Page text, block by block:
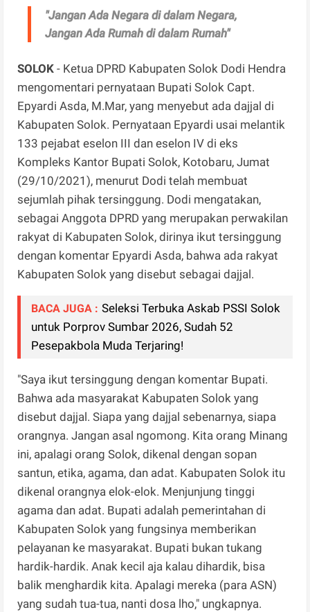
"Jangan Ada Negara di dalam Negara,
Jangan Ada Rumah di dalam Rumah"
SOLOK - Ketua DPRD Kabupaten Solok Dodi Hendra
mengomentari pernyataan Bupati Solok Capt.
Epyardi Asda, M.Mar, yang menyebut ada dajjal di
Kabupaten Solok. Pernyataan Epyardi usai melantik
133 pejabat eselon III dan eselon IV di eks
Kompleks Kantor Bupati Solok, Kotobaru, Jumat
(29/10/2021), menurut Dodi telah membuat
sejumlah pihak tersinggung. Dodi mengatakan,
sebagai Anggota DPRD yang merupakan perwakilan
rakyat di Kabupaten Solok, dirinya ikut tersinggung
dengan komentar Epyardi Asda, bahwa ada rakyat
Kabupaten Solok yang disebut sebagai dajjal.
BACA JUGA : Seleksi Terbuka Askab PSSI Solok
untuk Porprov Sumbar 2026, Sudah 52
Pesepakbola Muda Terjaring!
"Saya ikut tersinggung dengan komentar Bupati.
Bahwa ada masyarakat Kabupaten Solok yang
disebut dajjal. Siapa yang dajjal sebenarnya, siapa
orangnya. Jangan asal ngomong. Kita orang Minang
ini, apalagi orang Solok, dikenal dengan sopan
santun, etika, agama, dan adat. Kabupaten Solok itu
dikenal orangnya elok-elok. Menjunjung tinggi
agama dan adat. Bupati adalah pemerintahan di
Kabupaten Solok yang fungsinya memberikan
pelayanan ke masyarakat. Bupati bukan tukang
hardik-hardik. Anak kecil aja kalau dihardik, bisa
balik menghardik kita. Apalagi mereka (para ASN)
yang sudah tua-tua, nanti dosa lho," ungkapnya.